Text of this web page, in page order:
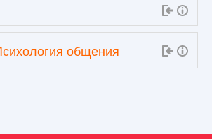
общения